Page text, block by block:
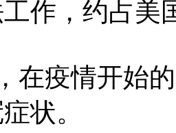
作，约占美
在疫情开始
状。